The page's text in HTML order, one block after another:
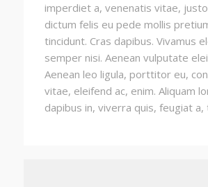
imperdiet a, venenatis vitae,
dictum felis eu pede mollis
tincidunt. Cras dapibus. Vivamus
semper nisi. Aenean vulputate
Aenean leo ligula, porttitor eu,
vitae, eleifend ac, enim. Aliquam
dapibus in, viverra quis, feugiat a,